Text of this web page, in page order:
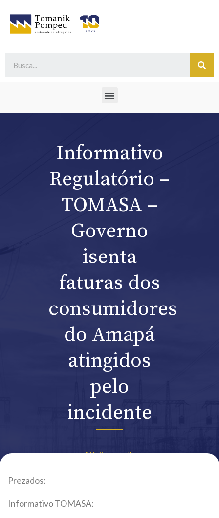
Informativo
Regulatório –
TOMASA –
Governo
isenta
faturas dos
consumidores
do Amapá
atingidos
pelo
incidente
Voltar ao site
Prezados:
Informativo TOMASA: